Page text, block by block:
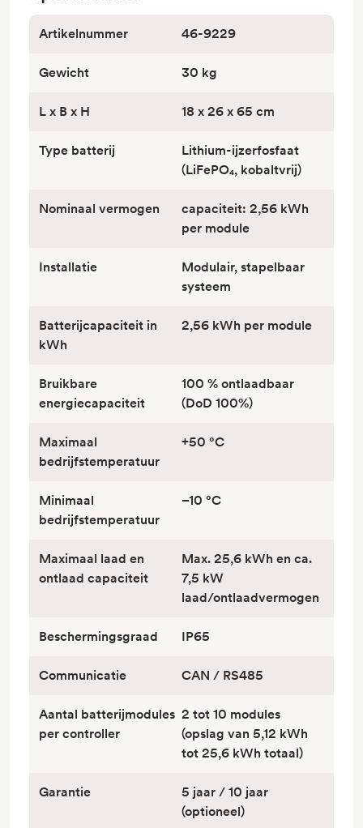
Artikelnummer 46-9229
Gewicht 30 kg
L x B x H 18 x 26 x 65 cm
Type batterij
Lithium-ijzerfosfaat
(LiFePO₄, kobaltvrij)
Nominaal vermogen
capaciteit: 2,56 kWh
per module
Installatie
Modulair, stapelbaar
systeem
Batterijcapaciteit in
kWh
2,56 kWh per module
Bruikbare
energiecapaciteit
100 % ontlaadbaar
(DoD 100%)
Maximaal
bedrijfstemperatuur
+50 °C
Minimaal
bedrijfstemperatuur
–10 °C
Maximaal laad en
ontlaad capaciteit
Max. 25,6 kWh en ca.
7,5 kW
laad/ontlaadvermogen
Beschermingsgraad IP65
Communicatie CAN / RS485
Aantal batterijmodules
per controller
2 tot 10 modules
(opslag van 5,12 kWh
tot 25,6 kWh totaal)
Garantie
5 jaar / 10 jaar
(optioneel)